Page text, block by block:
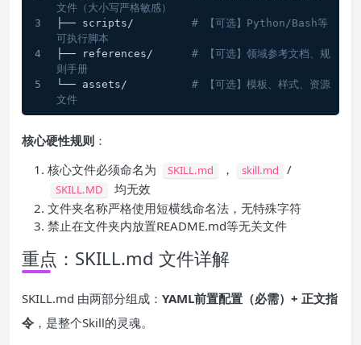
文件（大小写严格敏感）
├── scripts/ # 【可选】Python/Bash等
可执行脚本
├── references/ # 【可选】领域参考文档、规
则手册
└── assets/ # 【可选】模板、样式、资源
文件
核心硬性规则 ：
核心文件必须命名为
SKILL.md ， skill.md /
SKILL.MD
均无效
文件夹名称严格使用短横线命名法，无特殊字符
禁止在文件夹内放置README.md等无关文件
重点：SKILL.md 文件详解
SKILL.md 由两部分组成： YAML前置配置（必需）+ 正文指
令 ，是整个Skill的灵魂。